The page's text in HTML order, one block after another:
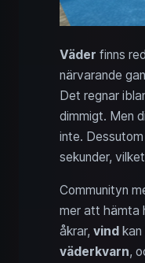
Väder finns
närvarande
Det regnar
dimmigt. Men
inte.
sekunder,
Communityn
mer att hämta
åkrar, vind kan
väderkvarn,